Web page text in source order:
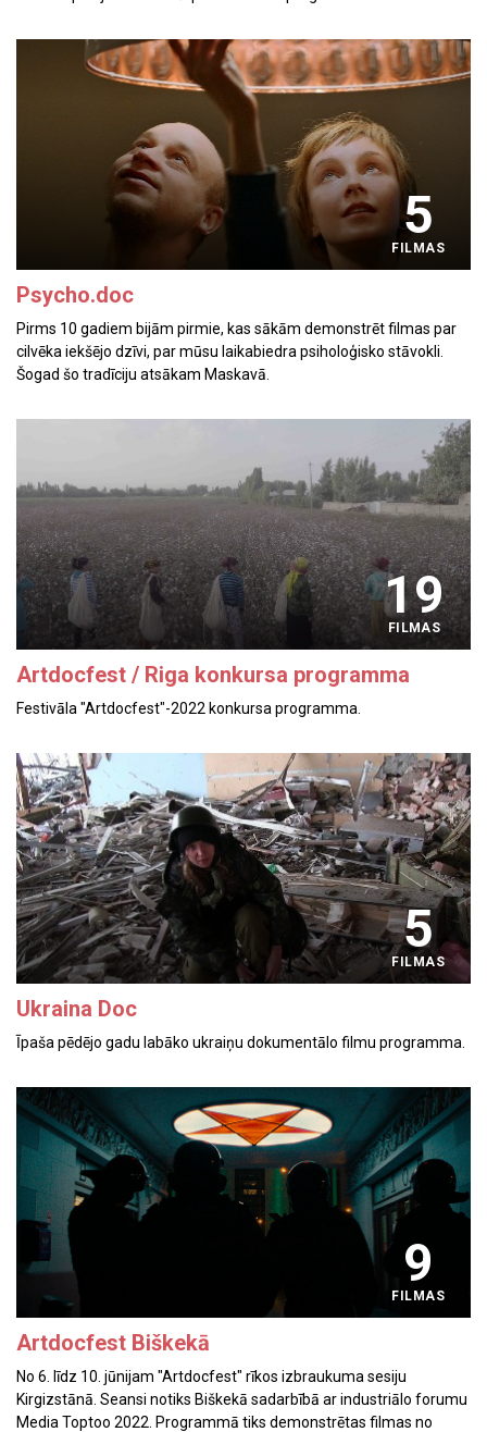
5
FILMAS
Psycho.doc
Pirms 10 gadiem bijām pirmie, kas sākām demonstrēt filmas par
cilvēka iekšējo dzīvi, par mūsu laikabiedra psiholoģisko stāvokli.
Šogad šo tradīciju atsākam Maskavā.
19
FILMAS
Artdocfest / Riga konkursa programma
Festivāla "Artdocfest"-2022 konkursa programma.
5
FILMAS
Ukraina Doc
Īpaša pēdējo gadu labāko ukraiņu dokumentālo filmu programma.
9
FILMAS
Artdocfest Biškekā
No 6. līdz 10. jūnijam "Artdocfest" rīkos izbraukuma sesiju
Kirgizstānā. Seansi notiks Biškekā sadarbībā ar industriālo forumu
Media Toptoo 2022. Programmā tiks demonstrētas filmas no